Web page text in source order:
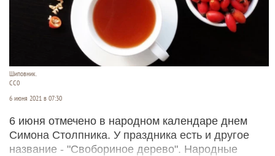
Шиповник.
СС0
6 июня 2021 в 07:30
6 июня отмечено в народном календаре днем
Симона Столпника. У праздника есть и другое
название - "Свобориное дерево". Народные